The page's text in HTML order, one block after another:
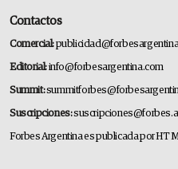
Contactos
Comercial:
Editorial:info@forbesargentina.com
Summit:
Suscripciones:
Forbes Argentina es publicada por HT